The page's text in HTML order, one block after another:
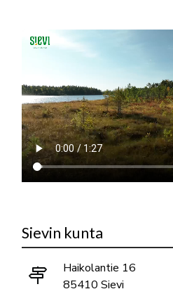
Sievin kunta
Haikolantie 16
85410 Sievi